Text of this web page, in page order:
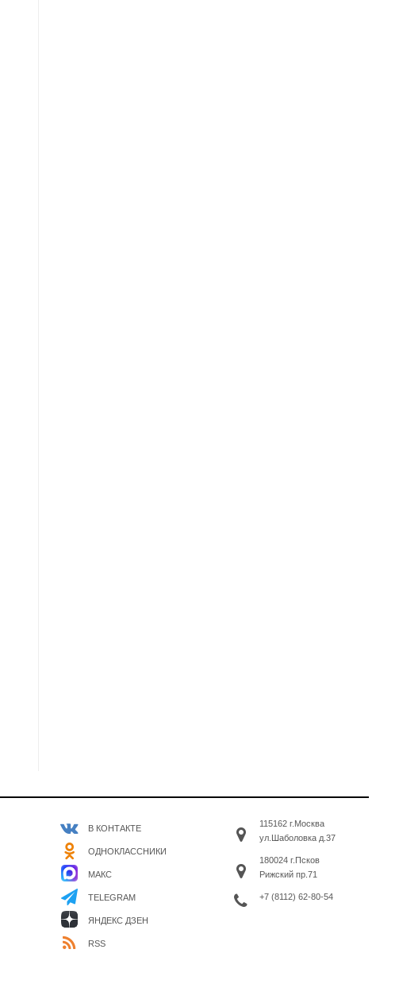
В КОНТАКТЕ
ОДНОКЛАССНИКИ
МАКС
TELEGRAM
ЯНДЕКС ДЗЕН
RSS
115162 г.Москва
ул.Шаболовка д.37
180024 г.Псков
Рижский пр.71
+7 (8112) 62-80-54